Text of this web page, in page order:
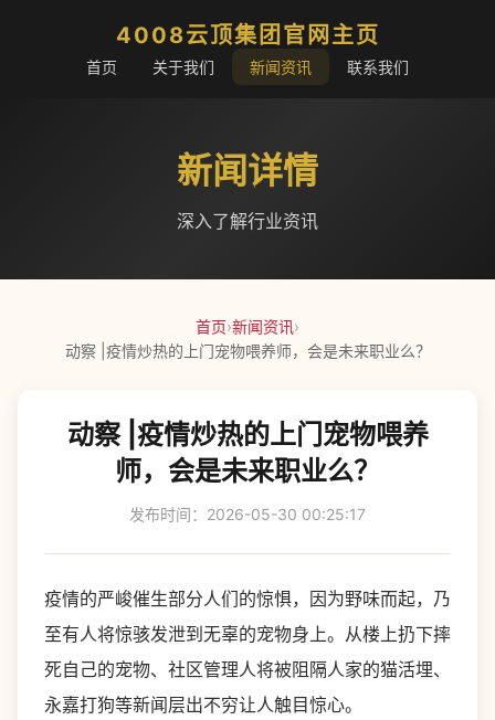
4008云顶集团官网主页
首页 关于我们 新闻资讯 联系我们
新闻详情
深入了解行业资讯
首页›新闻资讯›
动察 |疫情炒热的上门宠物喂养师，会是未来职业么？
动察 |疫情炒热的上门宠物喂养
师，会是未来职业么？
发布时间：2026-05-30 00:25:17
疫情的严峻催生部分人们的惊惧，因为野味而起，乃
至有人将惊骇发泄到无辜的宠物身上。从楼上扔下摔
死自己的宠物、社区管理人将被阻隔人家的猫活埋、
永嘉打狗等新闻层出不穷让人触目惊心。